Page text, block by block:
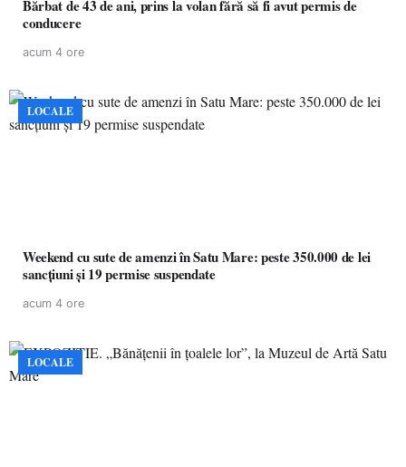
Bărbat de 43 de ani, prins la volan fără să fi avut permis de
conducere
acum 4 ore
LOCALE
Weekend cu sute de amenzi în Satu Mare: peste 350.000 de lei
sancțiuni și 19 permise suspendate
acum 4 ore
LOCALE